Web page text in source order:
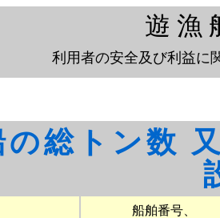
遊 漁
利用者の安全及び利益に
の総トン数
船舶番号、